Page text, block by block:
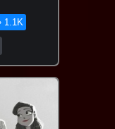
1.1K